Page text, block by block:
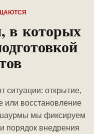
в которых
ситуации: открытие,
или восстановление
мы фиксируем
порядок внедрения